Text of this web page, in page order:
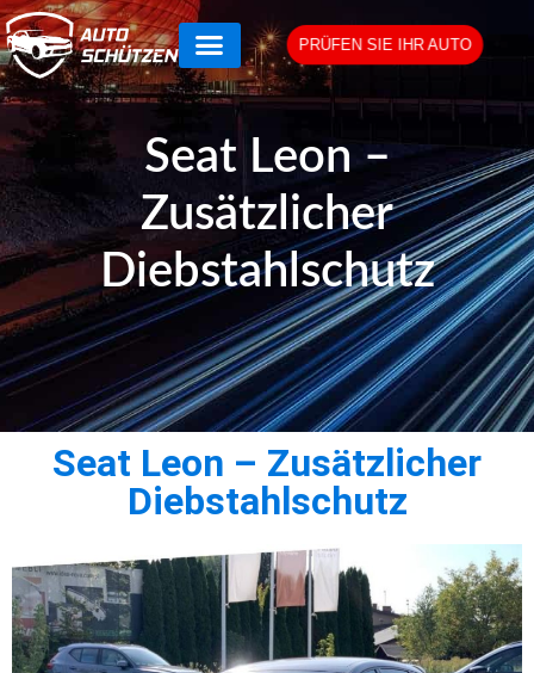
PRÜFEN SIE IHR AUTO
Seat Leon –
Zusätzlicher
Diebstahlschutz
Seat Leon – Zusätzlicher
Diebstahlschutz